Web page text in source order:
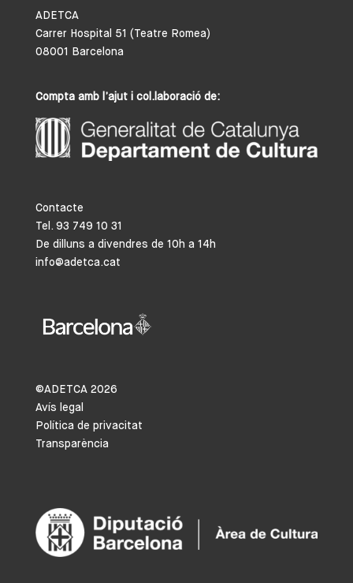
ADETCA
Carrer Hospital 51 (Teatre Romea)
08001 Barcelona
Compta amb l’ajut i col.laboració de:
Contacte
Tel. 93 749 10 31
De dilluns a divendres de 10h a 14h
info@adetca.cat
©ADETCA 2026
Avís legal
Política de privacitat
Transparència